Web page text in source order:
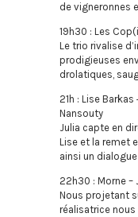
de vigneronnes
19h30 : Les
Le trio rivalise
prodigieuses
drolatiques,
21h : Lise
Nansouty
Julia capte en
Lise et la remet
ainsi un
22h30 : Morne –
Nous projetant
réalisatrice